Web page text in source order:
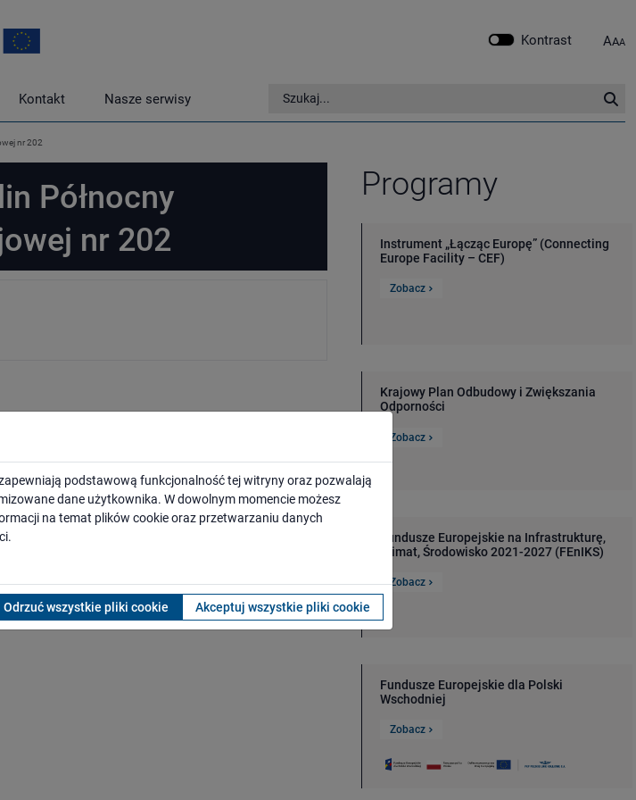
Kontrast AAA
Kontakt Nasze serwisy Szukaj w serwisie
nr 202
Północny
nr 202
przeciwdziałanie wykluczeniu komunikacyjnemu,
inwestycyjne umożliwią podróżnym dostęp do
przewidziano budowę lub modernizację
1 mld zł. Zaplanowano także realizację ponad 100
to 74,31 mln zł.
Programy
Instrument „Łącząc Europę” (Connecting
Europe Facility – CEF)
Zobacz
Krajowy Plan Odbudowy i Zwiększania
Odporności
Zobacz
Fundusze Europejskie na Infrastrukturę,
Klimat, Środowisko 2021-2027 (FEnIKS)
Zobacz
Fundusze Europejskie dla Polski
Wschodniej
Zobacz
podstawową funkcjonalność tej witryny oraz pozwalają
dane użytkownika. W dowolnym momencie możesz
na temat plików cookie oraz przetwarzaniu danych
.
Odrzuć wszystkie pliki cookie Akceptuj wszystkie pliki cookie